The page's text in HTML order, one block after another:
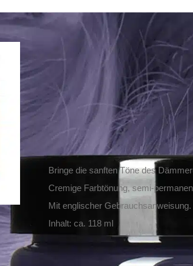
Manic Panic
Lieferzeit: ca. 1-2 Tage DE, ca. 3-4 Tage
Bringe die sanften Töne des
Cremige Farbtönung, semi-
Mit englischer Gebrauchsanweisung.
Inhalt: ca. 118 ml